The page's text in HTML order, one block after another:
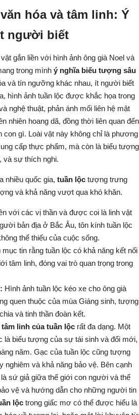
hóa và tâm linh: Ý
người biết
gắn liền với hình ảnh ông già Noel và
trong mình ý nghĩa biểu tượng sâu
và tín ngưỡng khác nhau, ít người biết
hình ảnh tuần lộc được khắc họa trong
nghệ thuật, phản ánh mối liên hệ mật
nhiên hoang dã, đồng thời liên quan đến
con gì. Loài vật này không chỉ là phương
cấp thực phẩm, mà còn là biểu tượng
và sự thích nghi.
nhiều quốc gia, tuần lộc tượng trưng
và khả năng vượt qua khó khăn.
với các vị thần và được coi là linh vật
bản địa ở Bắc Âu, tôn kính tuần lộc
thể thiếu của cuộc sống.
tin rằng tuần lộc có khả năng kết nối
tâm linh, đóng vai trò quan trọng trong
Hình ảnh tuần lộc kéo xe cho ông già
quen thuộc của mùa Giáng sinh, tượng
và tinh thần đoàn kết.
linh của tuần lộc rất đa dạng. Một
là biểu tượng của sự tái sinh và đổi mới,
năm. Gạc của tuần lộc cũng tượng
và khả năng bảo vệ. Bên cạnh
sứ giả giữa thế giới con người và thế
vệ và hướng dẫn cho những người tin
lộc trong giấc mơ có thể được hiểu là